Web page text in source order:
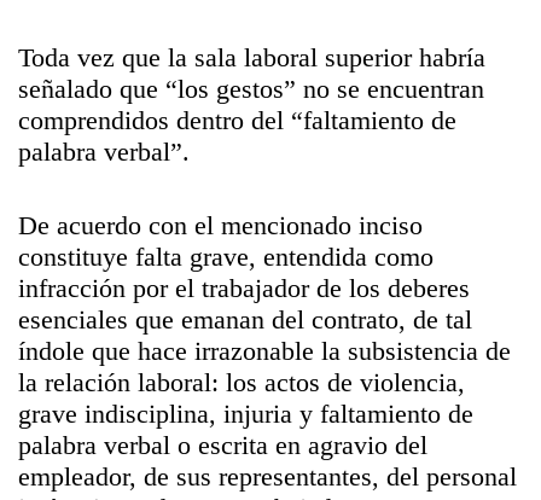
Toda vez que la sala laboral superior habría
señalado que “los gestos” no se encuentran
comprendidos dentro del “faltamiento de
palabra verbal”.
De acuerdo con el mencionado inciso
constituye falta grave, entendida como
infracción por el trabajador de los deberes
esenciales que emanan del contrato, de tal
índole que hace irrazonable la subsistencia de
la relación laboral: los actos de violencia,
grave indisciplina, injuria y faltamiento de
palabra verbal o escrita en agravio del
empleador, de sus representantes, del personal